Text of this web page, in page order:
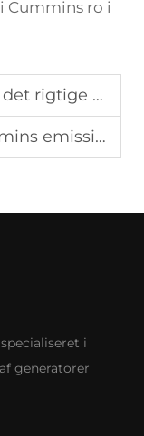
Cummins ro i
til mine behov?
deres dieselgeneratorer?
i
generatorer